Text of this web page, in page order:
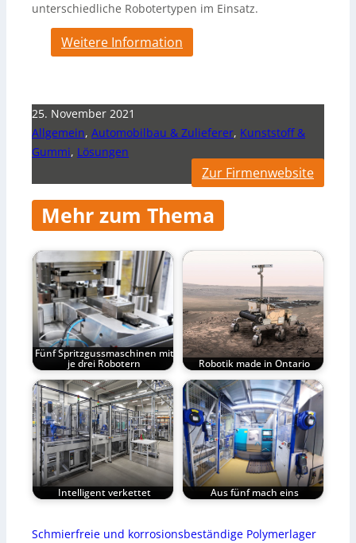
unterschiedliche Robotertypen im Einsatz.
Weitere Information
25. November 2021
Allgemein, Automobilbau & Zulieferer, Kunststoff &
Gummi, Lösungen
Zur Firmenwebsite
Mehr zum Thema
Fünf Spritzgussmaschinen mit
je drei Robotern Robotik made in Ontario
Intelligent verkettet Aus fünf mach eins
Schmierfreie und korrosionsbeständige Polymerlager